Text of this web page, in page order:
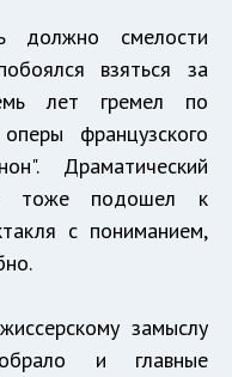
должно смелости
взяться за
лет гремел по
французского
Драматический
тоже подошел к
с пониманием,
замыслу
и главные